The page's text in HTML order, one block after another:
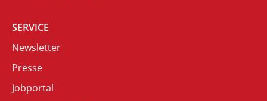
SERVICE
Newsletter
Presse
Jobportal